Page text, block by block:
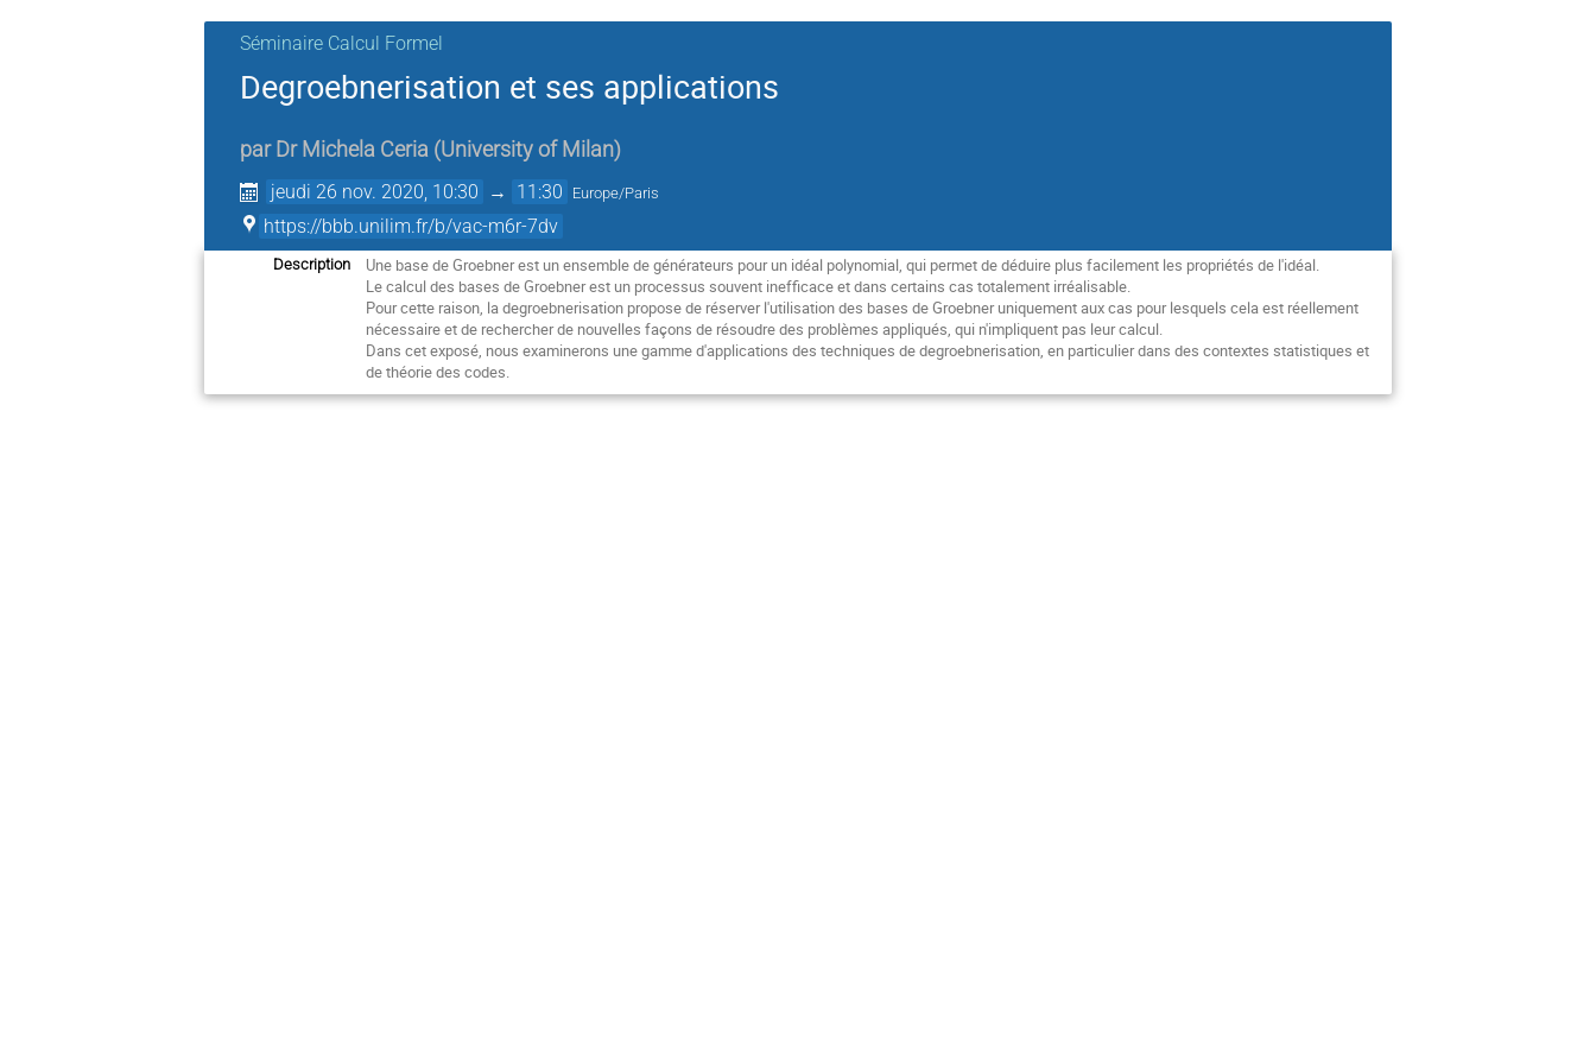
Séminaire Calcul Formel
Degroebnerisation et ses applications
par Dr Michela Ceria (University of Milan)
jeudi 26 nov. 2020, 10:30 → 11:30 Europe/Paris
https://bbb.unilim.fr/b/vac-m6r-7dv
Description
Une base de Groebner est un ensemble de générateurs pour un idéal polynomial, qui permet de déduire plus facilement les propriétés de l'idéal.
Le calcul des bases de Groebner est un processus souvent inefficace et dans certains cas totalement irréalisable.
Pour cette raison, la degroebnerisation propose de réserver l'utilisation des bases de Groebner uniquement aux cas pour lesquels cela est réellement
nécessaire et de rechercher de nouvelles façons de résoudre des problèmes appliqués, qui n'impliquent pas leur calcul.
Dans cet exposé, nous examinerons une gamme d'applications des techniques de degroebnerisation, en particulier dans des contextes statistiques et
de théorie des codes.